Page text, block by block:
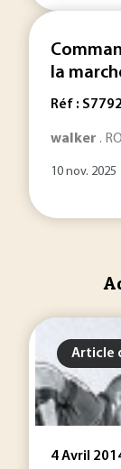
la
Réf : S7792
walker .
10 nov. 2025
Article
4 Avril